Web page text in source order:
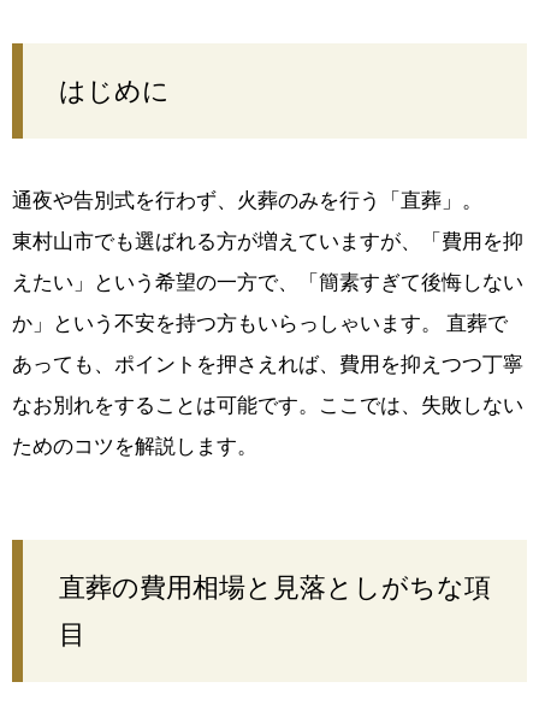
はじめに
通夜や告別式を行わず、火葬のみを行う「直葬」。
東村山市でも選ばれる方が増えていますが、「費用を抑
えたい」という希望の一方で、「簡素すぎて後悔しない
か」という不安を持つ方もいらっしゃいます。 直葬で
あっても、ポイントを押さえれば、費用を抑えつつ丁寧
なお別れをすることは可能です。ここでは、失敗しない
ためのコツを解説します。
直葬の費用相場と見落としがちな項
目